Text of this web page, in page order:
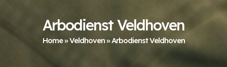
Arbodienst Veldhoven
Home»Veldhoven»Arbodienst Veldhoven